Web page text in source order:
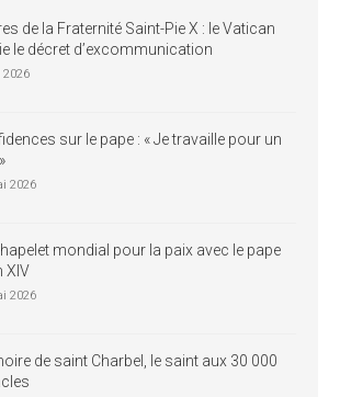
de la Fraternité Saint-Pie X : le Vatican
le décret d’excommunication
sur le pape : « Je travaille pour un
2026
mondial pour la paix avec le pape
XIV
2026
de saint Charbel, le saint aux 30 000